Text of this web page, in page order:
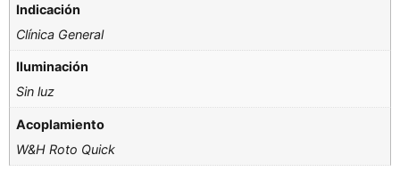
Indicación
Clínica General
Iluminación
Sin luz
Acoplamiento
W&H Roto Quick